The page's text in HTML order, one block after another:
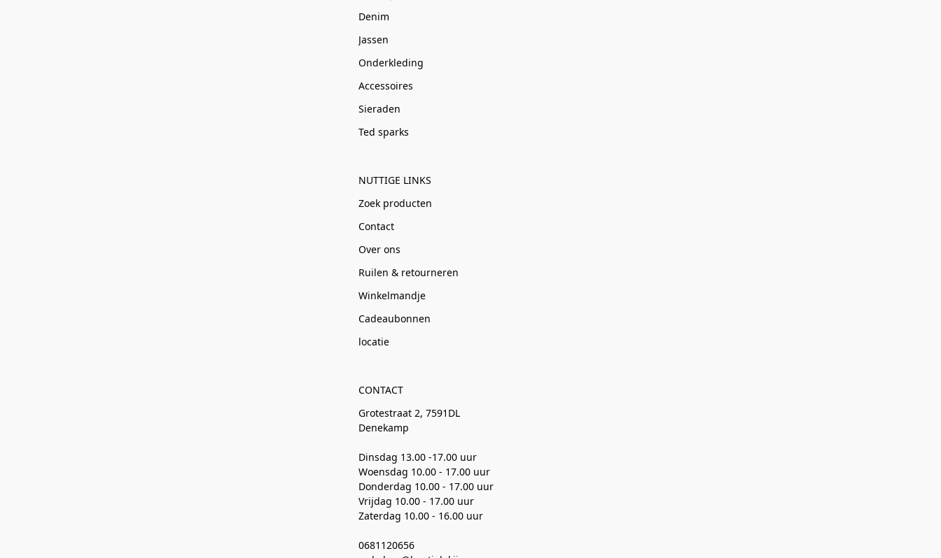
Denim
Jassen
Onderkleding
Accessoires
Sieraden
Ted sparks
NUTTIGE LINKS
Zoek producten
Contact
Over ons
Ruilen & retourneren
Winkelmandje
Cadeaubonnen
locatie
CONTACT
Grotestraat 2, 7591DL
Denekamp
Dinsdag 13.00 -17.00 uur
Woensdag 10.00 - 17.00 uur
Donderdag 10.00 - 17.00 uur
Vrijdag 10.00 - 17.00 uur
Zaterdag 10.00 - 16.00 uur
0681120656